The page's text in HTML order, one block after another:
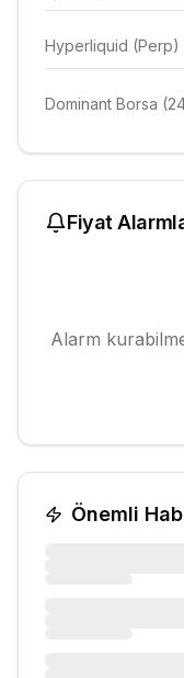
Hyperliquid (Perp)
Dominant Borsa
Fiyat
Alarm
Önemli